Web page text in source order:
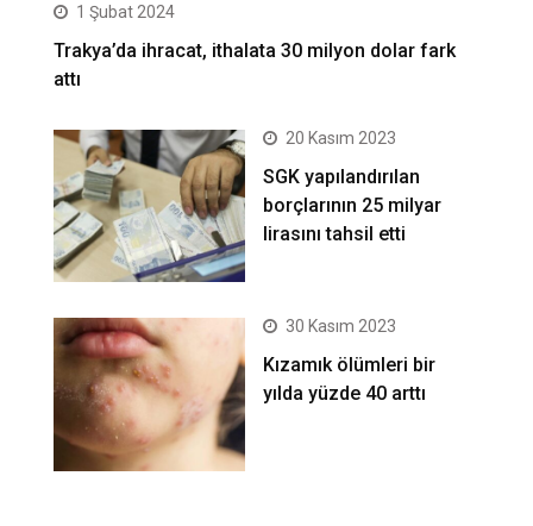
1 Şubat 2024
Trakya’da ihracat, ithalata 30 milyon dolar fark
attı
20 Kasım 2023
SGK yapılandırılan
borçlarının 25 milyar
lirasını tahsil etti
30 Kasım 2023
Kızamık ölümleri bir
yılda yüzde 40 arttı